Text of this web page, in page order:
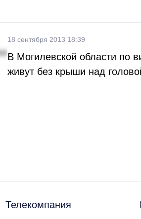
18 сентября 2013 18:39
В Могилевской области по
живут без крыши над
Телекомпания